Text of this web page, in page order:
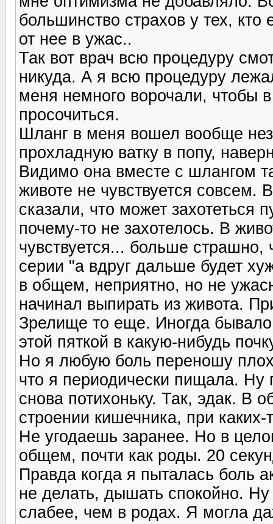
большинство страхов у тех,
от нее в ужас..
Так вот врач всю процедуру
никуда. А я всю процедуру
меня немного ворочали, чтобы
просочиться.
Шланг в меня вошел вообще
прохладную ватку в попу,
Видимо она вместе с шлангом
животе не чувствуется совсем.
сказали, что может захотеться
почему-то не захотелось. В
чувствуется... больше
серии "а вдруг дальше будет
в общем, неприятно, но не
начинал выпирать из живота.
Зрелище то еще. Иногда
этой пяткой в какую-нибудь
Но я любую боль переношу
что я периодически пищала.
снова потихоньку. Так, эдак.
строении кишечника, при
Не угодаешь заранее. Но в
общем, почти как роды. 20
Правда когда я пыталась боль
не делать, дышать спокойно.
слабее, чем в родах. Я могла